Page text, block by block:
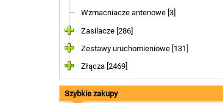
Wzmacniacze antenowe [3]
Zasilacze [286]
Zestawy uruchomieniowe [131]
Złącza [2469]
Szybkie zakupy